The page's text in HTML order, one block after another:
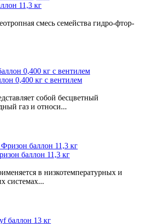
11,3 кг
смесь семейства гидро-фтор-
0,400 кг с вентилем
собой бесцветный
газ и относи...
баллон 11,3 кг
в низкотемпературных и
системах...